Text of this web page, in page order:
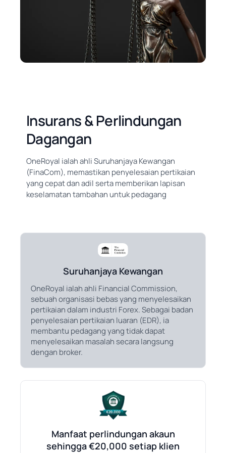
Insurans & Perlindungan
Dagangan
OneRoyal ialah ahli Suruhanjaya Kewangan
(FinaCom), memastikan penyelesaian pertikaian
yang cepat dan adil serta memberikan lapisan
keselamatan tambahan untuk pedagang
Suruhanjaya Kewangan
OneRoyal ialah ahli Financial Commission,
sebuah organisasi bebas yang menyelesaikan
pertikaian dalam industri Forex. Sebagai badan
penyelesaian pertikaian luaran (EDR), ia
membantu pedagang yang tidak dapat
menyelesaikan masalah secara langsung
dengan broker.
Manfaat perlindungan akaun
sehingga €20,000 setiap klien